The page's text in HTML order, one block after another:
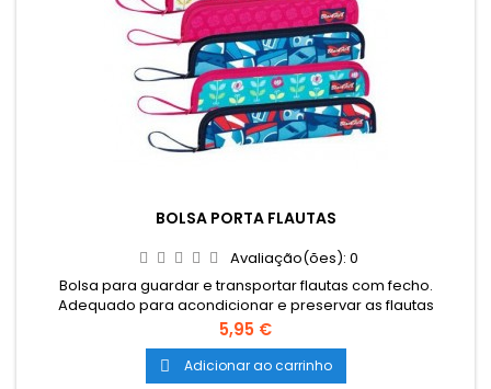
BOLSA PORTA FLAUTAS
Avaliação(ões): 0
Bolsa para guardar e transportar flautas com fecho.
Adequado para acondicionar e preservar as flautas
escolares. Interior forrado e almofadado para uma melhor
proteção. Disponível em 5 estampagens diferentes, sortidas.
Preço
5,95 €
 Adicionar ao carrinho